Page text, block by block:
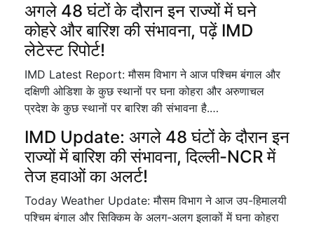
अगले 48 घंटों के दौरान इन राज्यों में घने
कोहरे और बारिश की संभावना, पढ़ें IMD
लेटेस्ट रिपोर्ट!
IMD Latest Report: मौसम विभाग ने आज पश्चिम बंगाल और
दक्षिणी ओडिशा के कुछ स्थानों पर घना कोहरा और अरुणाचल
प्रदेश के कुछ स्थानों पर बारिश की संभावना है.…
IMD Update: अगले 48 घंटों के दौरान इन
राज्यों में बारिश की संभावना, दिल्ली-NCR में
तेज हवाओं का अलर्ट!
Today Weather Update: मौसम विभाग ने आज उप-हिमालयी
पश्चिम बंगाल और सिक्किम के अलग-अलग इलाकों में घना कोहरा